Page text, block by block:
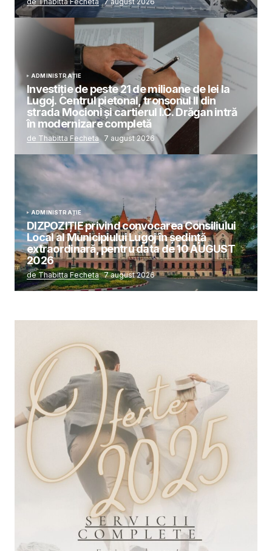
ADMINISTRAȚIE
Investiție de peste 21 de milioane de lei la
Lugoj. Centrul pietonal, tronsonul II din
strada Mocioni și cartierul I.C. Drăgan intră
în modernizare completă
de Thabitta Fecheta 7 august 2026
ADMINISTRAȚIE
DIZPOZIȚIE privind convocarea Consiliului
Local al Municipiului Lugoj în şedinţă
extraordinară, pentru data de 10 AUGUST
2026
de Thabitta Fecheta 7 august 2026